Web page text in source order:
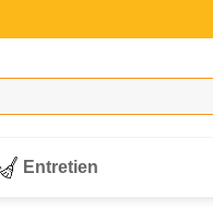
Entretien